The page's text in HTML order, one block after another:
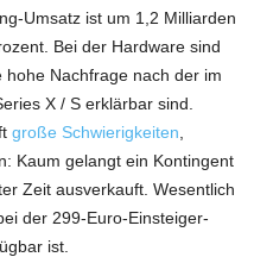
Umsatz ist um 1,2 Milliarden
Bei der Hardware sind
Nachfrage nach der im
X / S erklärbar sind.
große Schwierigkeiten
Kaum gelangt ein Kontingent
Zeit ausverkauft. Wesentlich
der 299-Euro-Einsteiger-
ist.